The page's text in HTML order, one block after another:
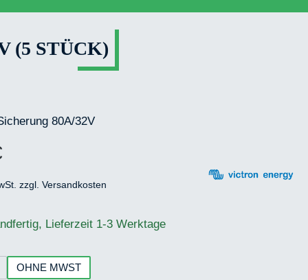
(5 STÜCK)
80A/32V
zzgl. Versandkosten
Lieferzeit 1-3 Werktage
OHNE MWST